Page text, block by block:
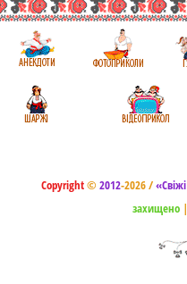
Copyright© 2012-2026 /«Свіжі
захищено |